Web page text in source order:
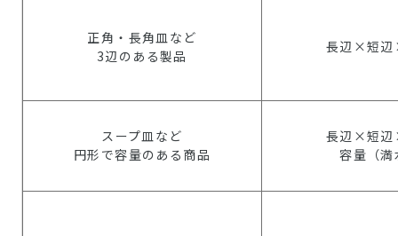
正角・長角皿など
3辺のある製品
長辺×短
スープ皿など
円形で容量のある商品
長辺×短
容量（満